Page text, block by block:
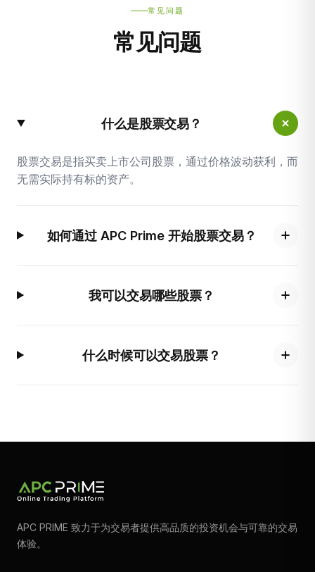
常见问题
常见问题
什么是股票交易？
股票交易是指买卖上市公司股票，通过价格波动获利，而
无需实际持有标的资产。
如何通过 APC Prime 开始股票交易？
我可以交易哪些股票？
什么时候可以交易股票？
APC PRIME 致力于为交易者提供高品质的投资机会与可靠的交易
体验。